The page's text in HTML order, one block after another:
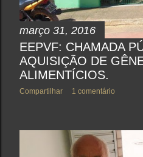
março 31, 2016
EEPVF: CHAMADA
AQUISIÇÃO DE
ALIMENTÍCIOS.
Compartilhar 1 comentário